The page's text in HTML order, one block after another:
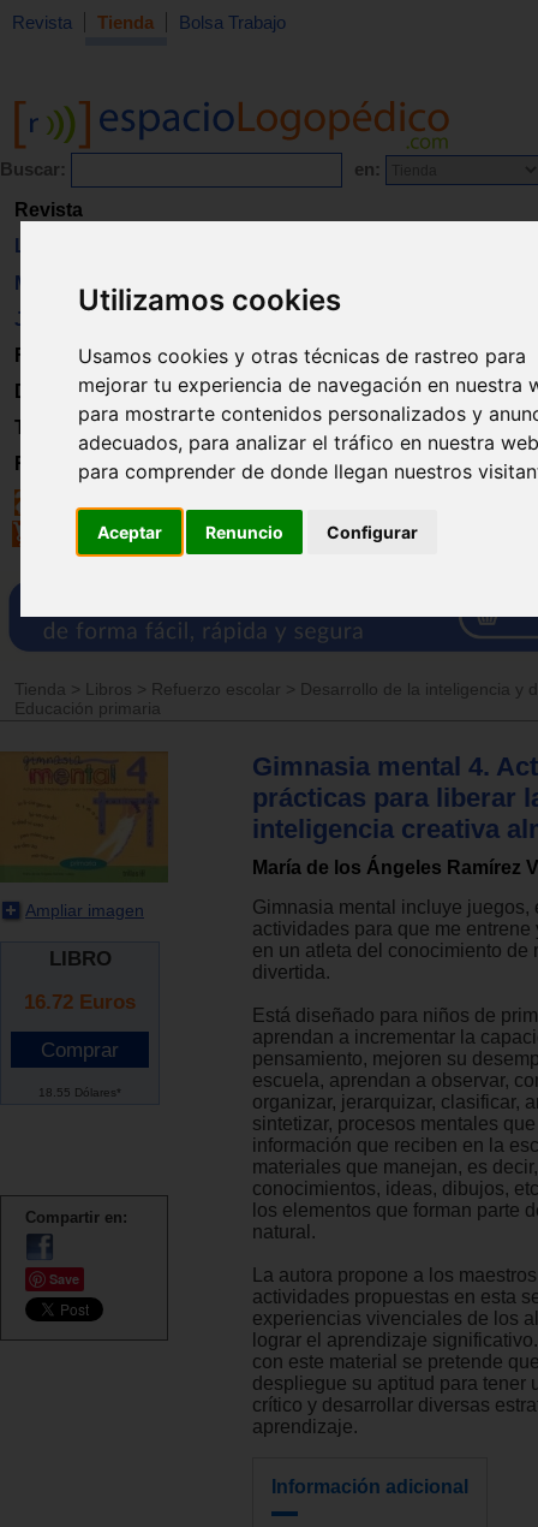
Utilizamos cookies
Usamos cookies y otras técnicas de rastreo para
mejorar tu experiencia de navegación en nuestra
para mostrarte contenidos personalizados y
adecuados, para analizar el tráfico en nuestra
para comprender de donde llegan nuestros
Aceptar Renuncio Configurar
Revista Tienda Bolsa Trabajo
Buscar: en:
Revista
Libros
Material
Juguetes
Formación
Directorio
Trabajo
Registro
Tienda > Libros > Refuerzo escolar > Desarrollo de la inteligencia y
Educación primaria
Ampliar imagen
LIBRO
16.72 Euros
18.55 Dólares*
Compartir en:
Save
Gimnasia mental 4.
prácticas para liberar
inteligencia creativa
María de los Ángeles Ramírez
Gimnasia mental incluye juegos,
actividades para que me entrene
en un atleta del conocimiento de
divertida.
Está diseñado para niños de
aprendan a incrementar la
pensamiento, mejoren su
escuela, aprendan a observar,
organizar, jerarquizar, clasificar,
sintetizar, procesos mentales
información que reciben en la
materiales que manejan, es
conocimientos, ideas, dibujos,
los elementos que forman parte
natural.
La autora propone a los
actividades propuestas en esta
experiencias vivenciales de los
lograr el aprendizaje
con este material se pretende
despliegue su aptitud para tener
crítico y desarrollar diversas
aprendizaje.
Información adicional